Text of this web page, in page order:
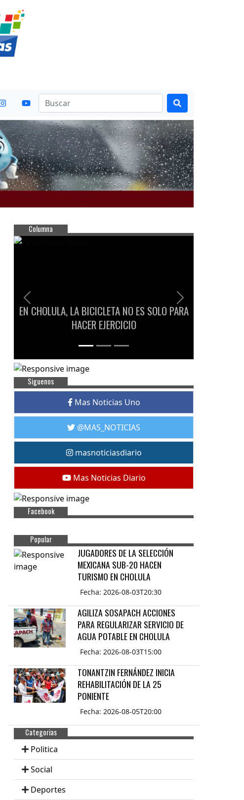
Columna
EN CHOLULA, LA BICICLETA NO ES SOLO PARA
HACER EJERCICIO
Previous Next
Siguenos
Mas Noticias Uno
@MAS_NOTICIAS
masnoticiasdiario
Mas Noticias Diario
Facebook
Popular
JUGADORES DE LA SELECCIÓN
MEXICANA SUB-20 HACEN
TURISMO EN CHOLULA
Fecha: 2026-08-03T20:30
AGILIZA SOSAPACH ACCIONES
PARA REGULARIZAR SERVICIO DE
AGUA POTABLE EN CHOLULA
Fecha: 2026-08-03T15:00
TONANTZIN FERNÁNDEZ INICIA
REHABILITACIÓN DE LA 25
PONIENTE
Fecha: 2026-08-05T20:00
Categorias
Politica
Social
Deportes